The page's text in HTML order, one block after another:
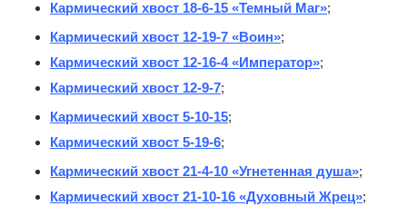
Кармический хвост 18-6-15 «Темный Маг»;
Кармический хвост 12-19-7 «Воин»;
Кармический хвост 12-16-4 «Император»;
Кармический хвост 12-9-7;
Кармический хвост 5-10-15;
Кармический хвост 5-19-6;
Кармический хвост 21-4-10 «Угнетенная душа»;
Кармический хвост 21-10-16 «Духовный Жрец»;